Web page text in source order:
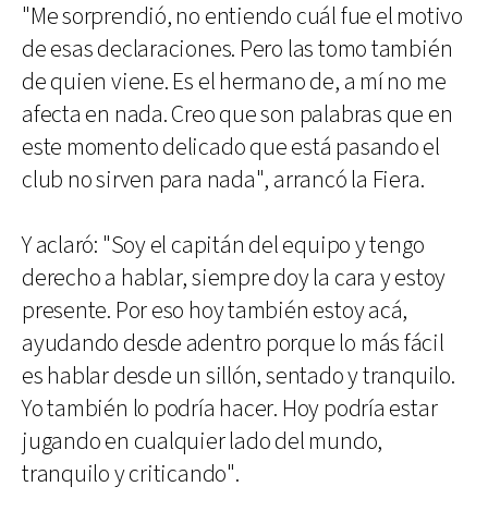
"Me sorprendió, no entiendo cuál fue el motivo
de esas declaraciones. Pero las tomo también
de quien viene. Es el hermano de, a mí no me
afecta en nada. Creo que son palabras que en
este momento delicado que está pasando el
club no sirven para nada", arrancó la Fiera.
Y aclaró: "Soy el capitán del equipo y tengo
derecho a hablar, siempre doy la cara y estoy
presente. Por eso hoy también estoy acá,
ayudando desde adentro porque lo más fácil
es hablar desde un sillón, sentado y tranquilo.
Yo también lo podría hacer. Hoy podría estar
jugando en cualquier lado del mundo,
tranquilo y criticando".